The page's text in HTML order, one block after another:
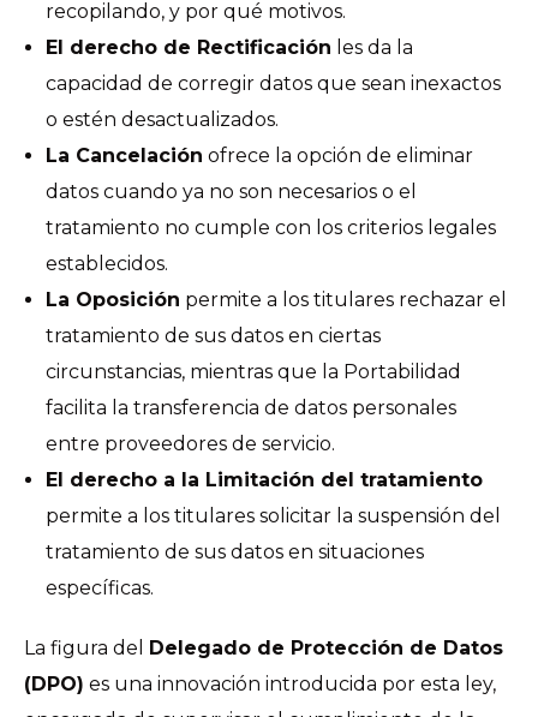
recopilando, y por qué motivos.
El derecho de Rectificación les da la
capacidad de corregir datos que sean inexactos
o estén desactualizados.
La Cancelación ofrece la opción de eliminar
datos cuando ya no son necesarios o el
tratamiento no cumple con los criterios legales
establecidos.
La Oposición permite a los titulares rechazar el
tratamiento de sus datos en ciertas
circunstancias, mientras que la Portabilidad
facilita la transferencia de datos personales
entre proveedores de servicio.
El derecho a la Limitación del tratamiento
permite a los titulares solicitar la suspensión del
tratamiento de sus datos en situaciones
específicas.
La figura del Delegado de Protección de Datos
(DPO) es una innovación introducida por esta ley,